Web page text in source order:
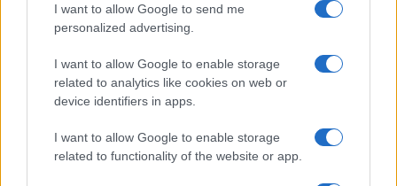
I want to allow Google to send me
personalized advertising.
I want to allow Google to enable storage
related to analytics like cookies on web or
device identifiers in apps.
I want to allow Google to enable storage
related to functionality of the website or app.
Plug-In Hybrid. Więcej
mocy, ale bez 4x4
Maciej Kuchno
DŁUGODYSTANSOWY:
podróży, czyli komfort,
komfort i komfort
[część 1]